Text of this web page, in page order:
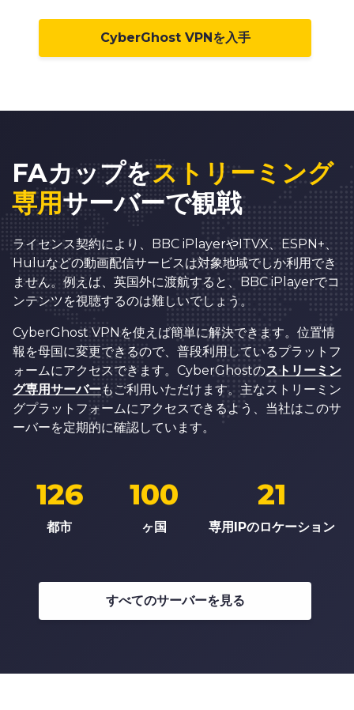
CyberGhost VPNを入手
FAカップをストリーミング
専用サーバーで観戦
ライセンス契約により、BBC iPlayerやITVX、ESPN+、
Huluなどの動画配信サービスは対象地域でしか利用でき
ません。例えば、英国外に渡航すると、BBC iPlayerでコ
ンテンツを視聴するのは難しいでしょう。
CyberGhost VPNを使えば簡単に解決できます。位置情
報を母国に変更できるので、普段利用しているプラットフ
ォームにアクセスできます。CyberGhostのストリーミン
グ専用サーバーもご利用いただけます。主なストリーミン
グプラットフォームにアクセスできるよう、当社はこのサ
ーバーを定期的に確認しています。
都市
126
ヶ国
100
専用IPのロケーション
21
すべてのサーバーを見る